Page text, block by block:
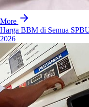
More
Harga BBM di Semua
2026